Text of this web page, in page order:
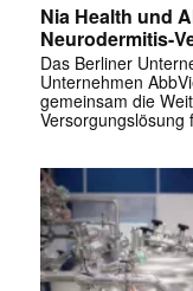
Nia Health und
Neurodermitis-
Das Berliner
Unternehmen
gemeinsam die